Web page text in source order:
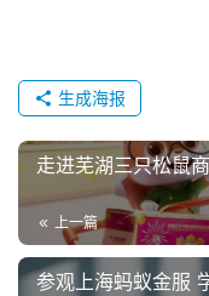
生成海报
走进芜湖三只松鼠
上一篇
参观上海蚂蚁金服